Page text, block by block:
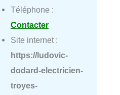
Téléphone :
Contacter
Site internet :
https://ludovic-
dodard-electricien-
troyes-